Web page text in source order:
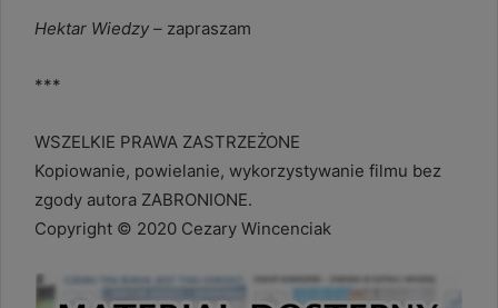
Hektar Wiedzy – zapraszam
***
WSZELKIE PRAWA ZASTRZEŻONE
Kopiowanie, powielanie, wykorzystywanie filmu bez
zgody autora ZABRONIONE.
Copyright © 2020 Cezary Wincenciak